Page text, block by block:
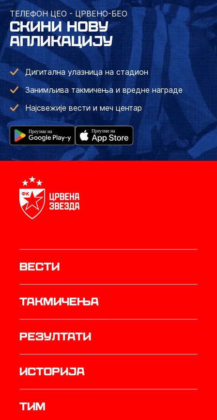
ТЕЛЕФОН ЦЕО - ЦРВЕНО-БЕО
СКИНИ НОВУ
АПЛИКАЦИЈУ
Дигитална улазница на стадион
Занимљива такмичења и вредне награде
Најсвежије вести и меч центар
Вести
Такмичења
резултати
историја
ТИМ